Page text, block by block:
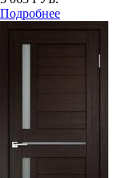
Подробнее